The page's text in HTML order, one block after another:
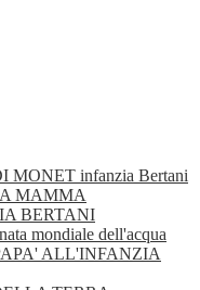
MONET infanzia Bertani
MAMMA
BERTANI
mondiale dell'acqua
ALL'INFANZIA